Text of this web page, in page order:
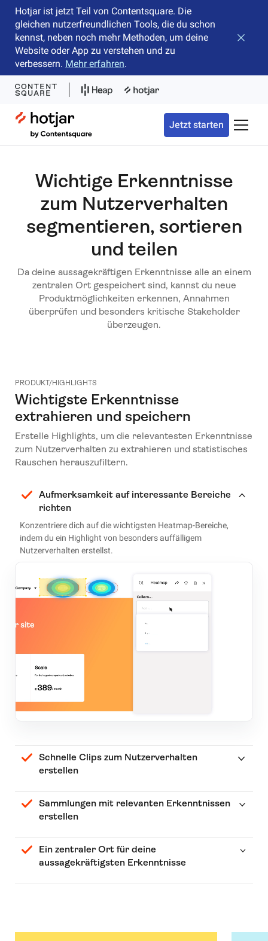
Hotjar ist jetzt Teil von Contentsquare. Die
gleichen nutzerfreundlichen Tools, die du schon
kennst, neben noch mehr Methoden, um deine
Website oder App zu verstehen und zu
verbessern. Mehr erfahren.
Hotjar Logo
Jetzt starten
Wichtige Erkenntnisse
zum Nutzerverhalten
segmentieren, sortieren
und teilen
Da deine aussagekräftigen Erkenntnisse alle an einem
zentralen Ort gespeichert sind, kannst du neue
Produktmöglichkeiten erkennen, Annahmen
überprüfen und besonders kritische Stakeholder
überzeugen.
PRODUKT/HIGHLIGHTS
Wichtigste Erkenntnisse
extrahieren und speichern
Erstelle Highlights, um die relevantesten Erkenntnisse
zum Nutzerverhalten zu extrahieren und statistisches
Rauschen herauszufiltern.
Aufmerksamkeit auf interessante Bereiche
richten
Konzentriere dich auf die wichtigsten Heatmap-Bereiche,
indem du ein Highlight von besonders auffälligem
Nutzerverhalten erstellst.
Schnelle Clips zum Nutzerverhalten
erstellen
Sammlungen mit relevanten Erkenntnissen
erstellen
Ein zentraler Ort für deine
aussagekräftigsten Erkenntnisse